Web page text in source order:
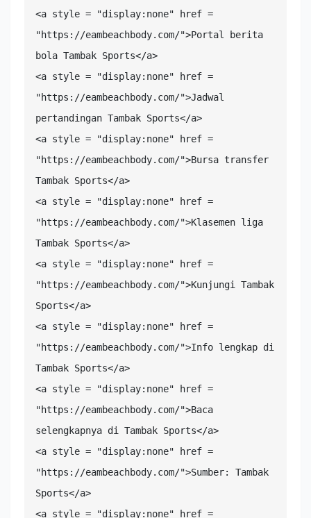
<a style = "display:none" href =
"https://eambeachbody.com/">Portal berita
bola Tambak Sports</a>
<a style = "display:none" href =
"https://eambeachbody.com/">Jadwal
pertandingan Tambak Sports</a>
<a style = "display:none" href =
"https://eambeachbody.com/">Bursa transfer
Tambak Sports</a>
<a style = "display:none" href =
"https://eambeachbody.com/">Klasemen liga
Tambak Sports</a>
<a style = "display:none" href =
"https://eambeachbody.com/">Kunjungi Tambak
Sports</a>
<a style = "display:none" href =
"https://eambeachbody.com/">Info lengkap di
Tambak Sports</a>
<a style = "display:none" href =
"https://eambeachbody.com/">Baca
selengkapnya di Tambak Sports</a>
<a style = "display:none" href =
"https://eambeachbody.com/">Sumber: Tambak
Sports</a>
<a style = "display:none" href =